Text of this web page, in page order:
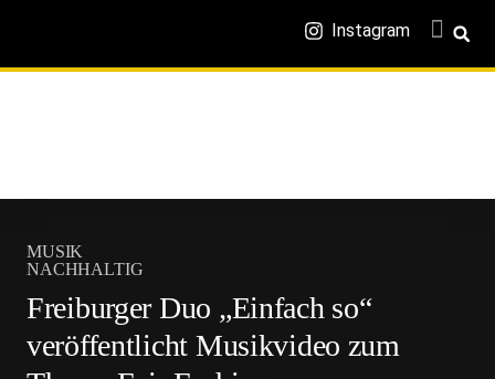
Instagram
MUSIK
NACHHALTIG
Freiburger Duo „Einfach so“
veröffentlicht Musikvideo zum